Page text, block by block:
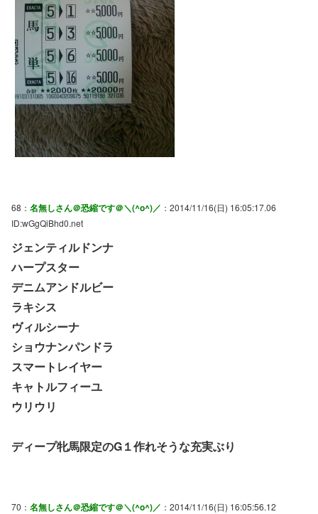
68： 名無しさん＠恐縮です＠＼(^o^)／ ：2014/11/16(日) 16:05:17.06
ID:wGgQiBhd0.net
ジェンティルドンナ
ハープスター
デニムアンドルビー
ラキシス
ヴィルシーナ
ショウナンパンドラ
スマートレイヤー
キャトルフィーユ
ウリウリ
ディープ牝馬限定のG１作れそうな充実ぶり
70： 名無しさん＠恐縮です＠＼(^o^)／ ：2014/11/16(日) 16:05:56.12